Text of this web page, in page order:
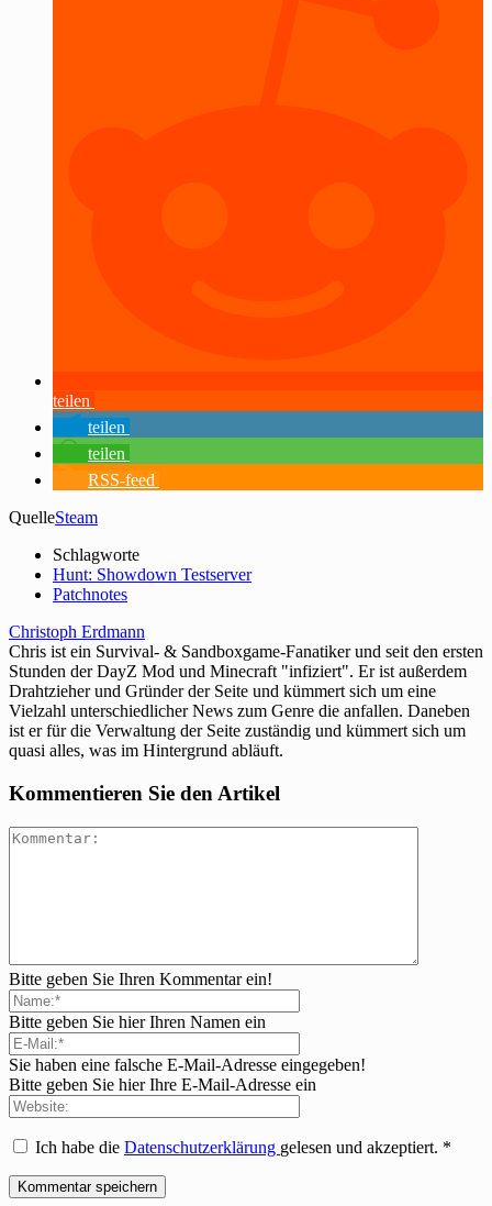
teilen
teilen
teilen
RSS-feed
QuelleSteam
Schlagworte
Hunt: Showdown Testserver
Patchnotes
Christoph Erdmann
Chris ist ein Survival- & Sandboxgame-Fanatiker und seit den ersten
Stunden der DayZ Mod und Minecraft "infiziert". Er ist außerdem
Drahtzieher und Gründer der Seite und kümmert sich um eine
Vielzahl unterschiedlicher News zum Genre die anfallen. Daneben
ist er für die Verwaltung der Seite zuständig und kümmert sich um
quasi alles, was im Hintergrund abläuft.
Kommentieren Sie den Artikel
Bitte geben Sie Ihren Kommentar ein!
Bitte geben Sie hier Ihren Namen ein
Sie haben eine falsche E-Mail-Adresse eingegeben!
Bitte geben Sie hier Ihre E-Mail-Adresse ein
Ich habe die Datenschutzerklärung gelesen und akzeptiert. *